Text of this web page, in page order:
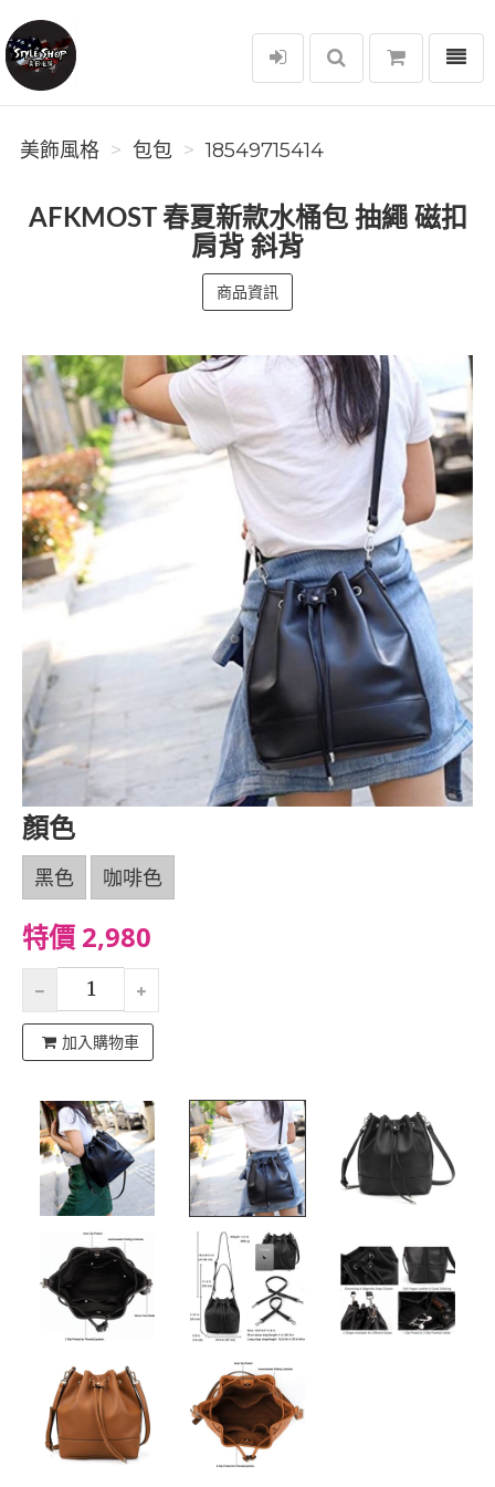
美飾風格
選單
美飾風格 包包 18549715414
AFKMOST 春夏新款水桶包 抽繩 磁扣
肩背 斜背
商品資訊
顏色
黑色 咖啡色
特價 2,980
加入購物車